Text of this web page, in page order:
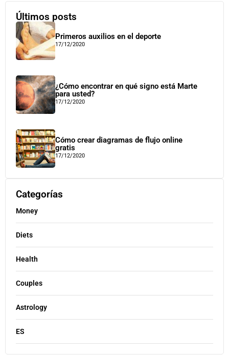
Últimos posts
Primeros auxilios en el deporte
17/12/2020
¿Cómo encontrar en qué signo está Marte
para usted?
17/12/2020
Cómo crear diagramas de flujo online
gratis
17/12/2020
Categorías
Money
Diets
Health
Couples
Astrology
ES